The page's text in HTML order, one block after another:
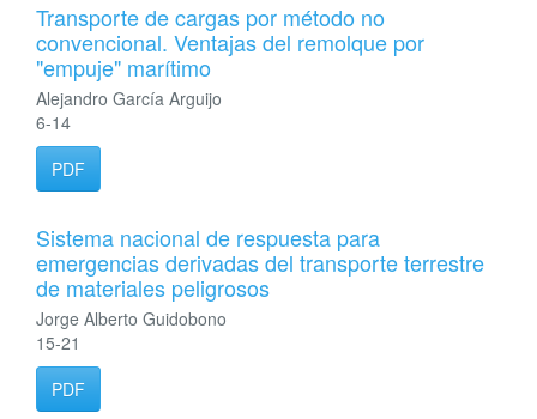
Transporte de cargas por método no
convencional. Ventajas del remolque por
"empuje" marítimo
Alejandro García Arguijo
6-14
PDF
Sistema nacional de respuesta para
emergencias derivadas del transporte terrestre
de materiales peligrosos
Jorge Alberto Guidobono
15-21
PDF